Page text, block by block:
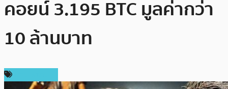
คอยน์ 3.195 BTC มูลค่ากว่า
10 ล้านบาท